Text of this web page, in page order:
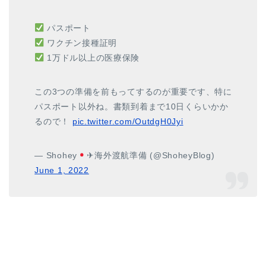
パスポート
ワクチン接種証明
1万ドル以上の医療保険
この3つの準備を前もってするのが重要です、特に
パスポート以外ね。書類到着まで10日くらいかか
るので！ pic.twitter.com/OutdgH0Jyi
— Shohey
✈︎海外渡航準備 (@ShoheyBlog)
June 1, 2022